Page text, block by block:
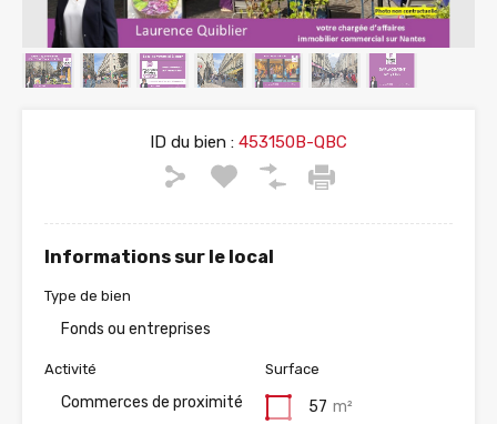
ID du bien : 453150B-QBC
Informations sur le local
Type de bien
Fonds ou entreprises
Activité
Commerces de proximité
Surface
57 m²